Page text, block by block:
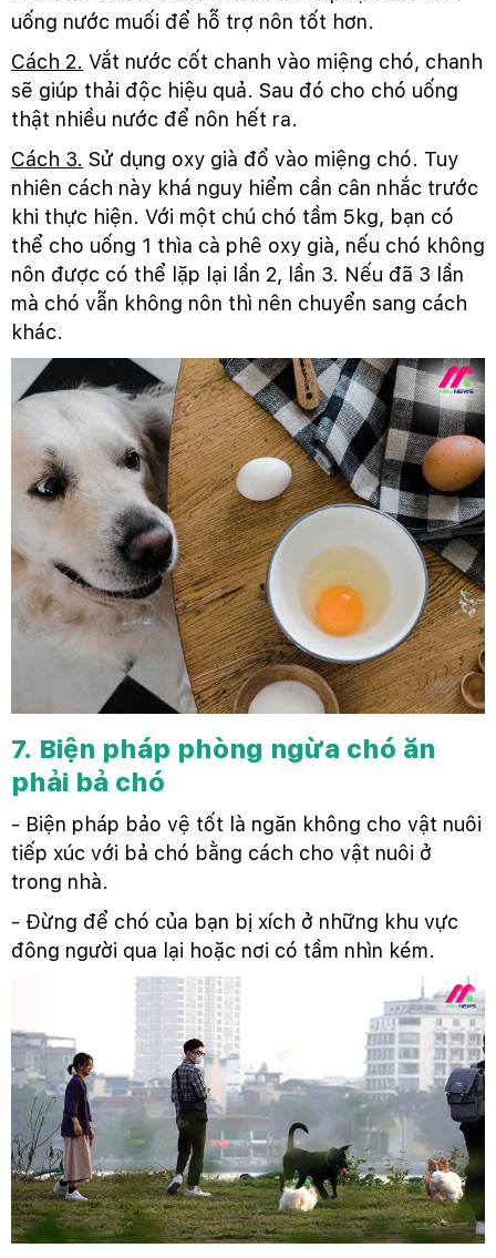
uống nước muối để hỗ trợ nôn tốt hơn.
Cách 2. Vắt nước cốt chanh vào miệng chó, chanh
sẽ giúp thải độc hiệu quả. Sau đó cho chó uống
thật nhiều nước để nôn hết ra.
Cách 3. Sử dụng oxy già đổ vào miệng chó. Tuy
nhiên cách này khá nguy hiểm cần cân nhắc trước
khi thực hiện. Với một chú chó tầm 5kg, bạn có
thể cho uống 1 thìa cà phê oxy già, nếu chó không
nôn được có thể lặp lại lần 2, lần 3. Nếu đã 3 lần
mà chó vẫn không nôn thì nên chuyển sang cách
khác.
7. Biện pháp phòng ngừa chó ăn
phải bả chó
- Biện pháp bảo vệ tốt là ngăn không cho vật nuôi
tiếp xúc với bả chó bằng cách cho vật nuôi ở
trong nhà.
- Đừng để chó của bạn bị xích ở những khu vực
đông người qua lại hoặc nơi có tầm nhìn kém.